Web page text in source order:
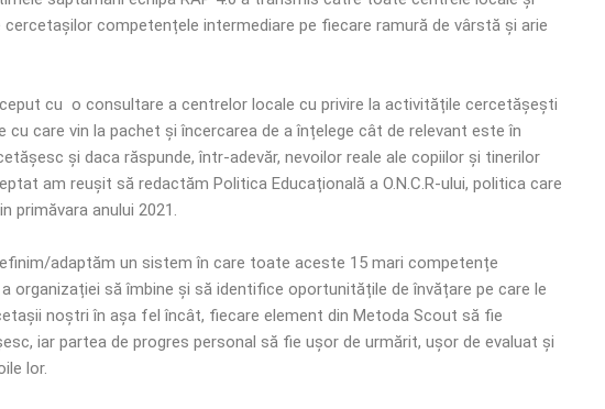
cercetașilor competențele intermediare pe fiecare ramură de vârstă și arie
cu o consultare a centrelor locale cu privire la activitățile cercetășești
cu care vin la pachet și încercarea de a înțelege cât de relevant este în
și daca răspunde, într-adevăr, nevoilor reale ale copiilor și tinerilor
am reușit să redactăm Politica Educațională a O.N.C.R-ului, politica care
primăvara anului 2021.
adaptăm un sistem în care toate aceste 15 mari competențe
organizației să îmbine și să identifice oportunitățile de învățare pe care le
noștri în așa fel încât, fiecare element din Metoda Scout să fie
iar partea de progres personal să fie ușor de urmărit, ușor de evaluat și
lor.